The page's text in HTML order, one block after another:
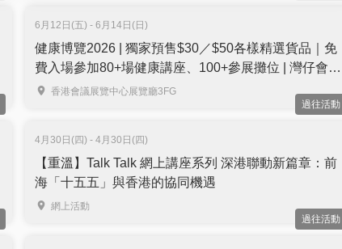
6月12日(五) - 6月14日(日)
健康博覽2026 | 獨家預售$30／$50各樣精選貨品｜免
費入場參加80+場健康講座、100+參展攤位 | 灣仔會展
6月舉行
香港會議展覽中心展覽廳3FG
過往活動
4月30日(四) - 4月30日(四)
【重溫】Talk Talk 網上講座系列 深港聯動新篇章：前
海「十五五」與香港的協同機遇
網上活動
過往活動